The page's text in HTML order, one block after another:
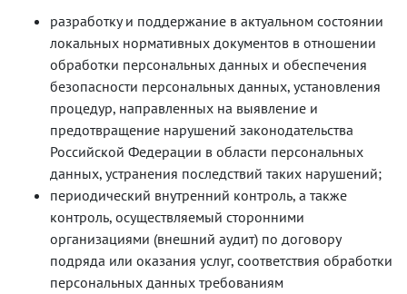
разработку и поддержание в актуальном состоянии
локальных нормативных документов в отношении
обработки персональных данных и обеспечения
безопасности персональных данных, установления
процедур, направленных на выявление и
предотвращение нарушений законодательства
Российской Федерации в области персональных
данных, устранения последствий таких нарушений;
периодический внутренний контроль, а также
контроль, осуществляемый сторонними
организациями (внешний аудит) по договору
подряда или оказания услуг, соответствия обработки
персональных данных требованиям